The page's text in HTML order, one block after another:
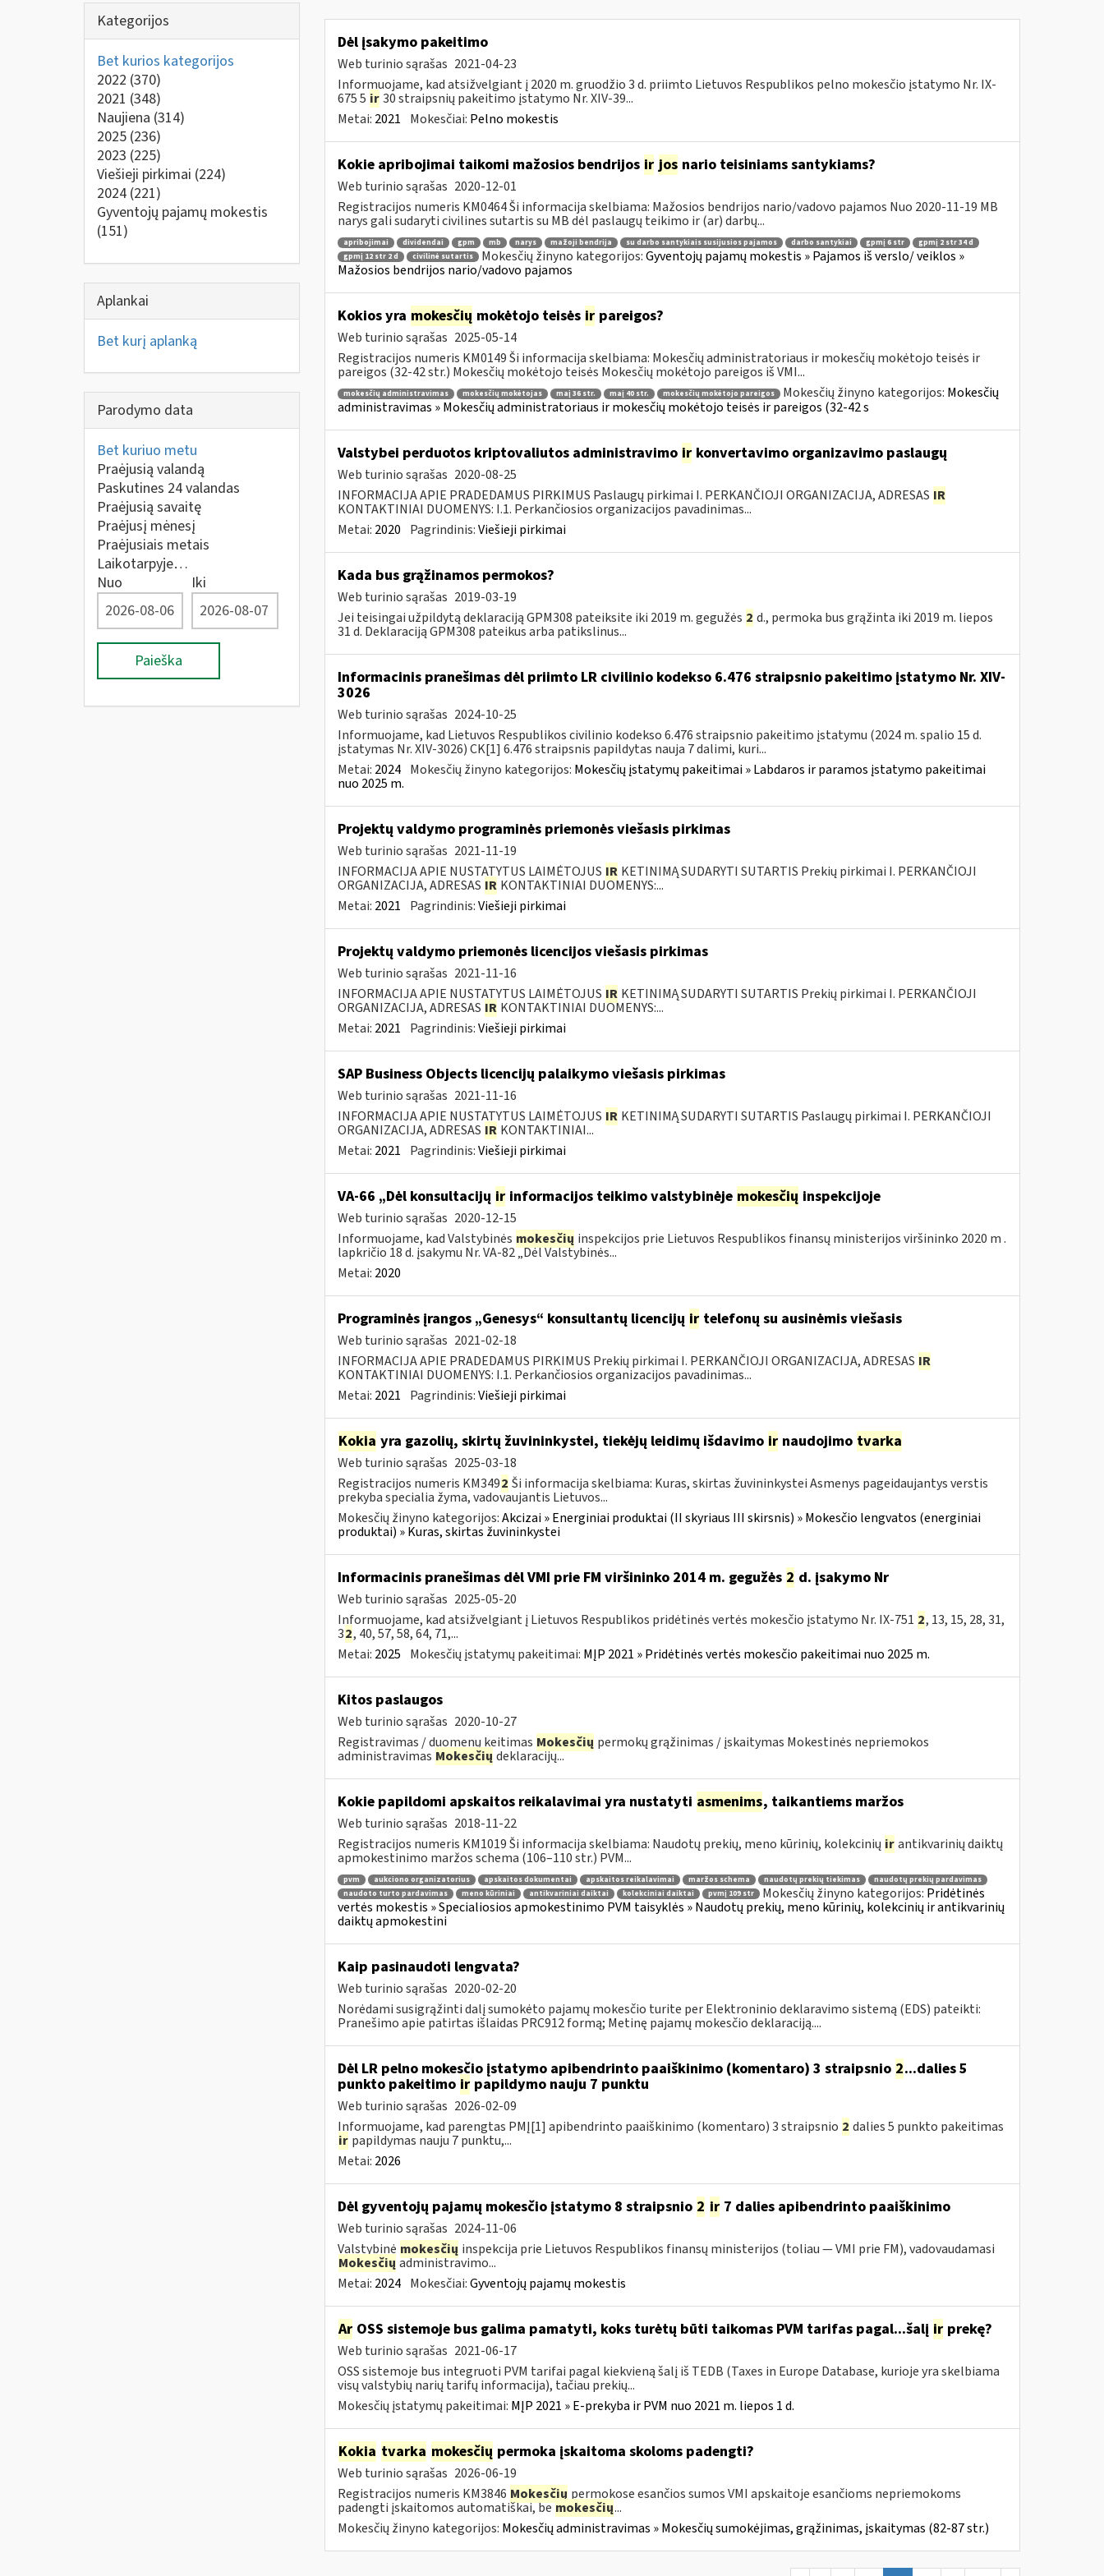
Kategorijos
Bet kurios kategorijos
2022 (370)
2021 (348)
Naujiena (314)
2025 (236)
2023 (225)
Viešieji pirkimai (224)
2024 (221)
Gyventojų pajamų mokestis
(151)
Aplankai
Bet kurį aplanką
Parodymo data
Bet kuriuo metu
Praėjusią valandą
Paskutines 24 valandas
Praėjusią savaitę
Praėjusį mėnesį
Praėjusiais metais
Laikotarpyje…
Nuo
Iki
Paieška
Dėl įsakymo pakeitimo
Web turinio sąrašas 2021-04-23
Informuojame, kad atsižvelgiant į 2020 m. gruodžio 3 d. priimto Lietuvos Respublikos pelno mokesčio įstatymo Nr. IX-
675 5 ir 30 straipsnių pakeitimo įstatymo Nr. XIV-39...
Metai: 2021 Mokesčiai: Pelno mokestis
Kokie apribojimai taikomi mažosios bendrijos ir jos nario teisiniams santykiams?
Web turinio sąrašas 2020-12-01
Registracijos numeris KM0464 Ši informacija skelbiama: Mažosios bendrijos nario/vadovo pajamos Nuo 2020-11-19 MB
narys gali sudaryti civilines sutartis su MB dėl paslaugų teikimo ir (ar) darbų...
apribojimai dividendai gpm mb narys mažoji bendrija su darbo santykiais susijusios pajamos darbo santykiai gpmį 6 str
gpmį 2 str 34 d
gpmį 12 str 2 d
civilinė sutartis Mokesčių žinyno kategorijos:Gyventojų pajamų mokestis » Pajamos iš verslo/ veiklos »
Mažosios bendrijos nario/vadovo pajamos
Kokios yra mokesčių mokėtojo teisės irpareigos?
Web turinio sąrašas 2025-05-14
Registracijos numeris KM0149 Ši informacija skelbiama: Mokesčių administratoriaus ir mokesčių mokėtojo teisės ir
pareigos (32-42 str.) Mokesčių mokėtojo teisės Mokesčių mokėtojo pareigos iš VMI...
mokesčių administravimas mokesčių mokėtojas maį 36 str. maį 40 str. mokesčių mokėtojo pareigos Mokesčių žinyno kategorijos: Mokesčių
administravimas » Mokesčių administratoriaus ir mokesčių mokėtojo teisės ir pareigos (32-42 s
Valstybei perduotos kriptovaliutos administravimo irkonvertavimo organizavimo paslaugų
Web turinio sąrašas 2020-08-25
INFORMACIJA APIE PRADEDAMUS PIRKIMUS Paslaugų pirkimai I. PERKANČIOJI ORGANIZACIJA, ADRESAS IR
KONTAKTINIAI DUOMENYS: I.1. Perkančiosios organizacijos pavadinimas...
Metai: 2020 Pagrindinis:Viešieji pirkimai
Kada bus grąžinamos permokos?
Web turinio sąrašas 2019-03-19
Jei teisingai užpildytą deklaraciją GPM308 pateiksite iki 2019 m. gegužės 2 d., permoka bus grąžinta iki 2019 m. liepos
31 d. Deklaraciją GPM308 pateikus arba patikslinus...
Informacinis pranešimas dėl priimto LR civilinio kodekso 6.476 straipsnio pakeitimo įstatymo Nr. XIV-
3026
Web turinio sąrašas 2024-10-25
Informuojame, kad Lietuvos Respublikos civilinio kodekso 6.476 straipsnio pakeitimo įstatymu (2024 m. spalio 15 d.
įstatymas Nr. XIV-3026) CK[1] 6.476 straipsnis papildytas nauja 7 dalimi, kuri...
Metai: 2024 Mokesčių žinyno kategorijos: Mokesčių įstatymų pakeitimai » Labdaros ir paramos įstatymo pakeitimai
nuo 2025 m.
Projektų valdymo programinės priemonės viešasis pirkimas
Web turinio sąrašas 2021-11-19
INFORMACIJA APIE NUSTATYTUS LAIMĖTOJUS IR KETINIMĄ SUDARYTI SUTARTIS Prekių pirkimai I. PERKANČIOJI
ORGANIZACIJA, ADRESAS IR KONTAKTINIAI DUOMENYS:...
Metai: 2021 Pagrindinis:Viešieji pirkimai
Projektų valdymo priemonės licencijos viešasis pirkimas
Web turinio sąrašas 2021-11-16
INFORMACIJA APIE NUSTATYTUS LAIMĖTOJUS IR KETINIMĄ SUDARYTI SUTARTIS Prekių pirkimai I. PERKANČIOJI
ORGANIZACIJA, ADRESAS IR KONTAKTINIAI DUOMENYS:...
Metai: 2021 Pagrindinis:Viešieji pirkimai
SAP Business Objects licencijų palaikymo viešasis pirkimas
Web turinio sąrašas 2021-11-16
INFORMACIJA APIE NUSTATYTUS LAIMĖTOJUS IR KETINIMĄ SUDARYTI SUTARTIS Paslaugų pirkimai I. PERKANČIOJI
ORGANIZACIJA, ADRESAS IR KONTAKTINIAI...
Metai: 2021 Pagrindinis:Viešieji pirkimai
VA-66 „Dėl konsultacijų irinformacijos teikimo valstybinėje mokesčių inspekcijoje
Web turinio sąrašas 2020-12-15
Informuojame, kad Valstybinės mokesčių inspekcijos prie Lietuvos Respublikos finansų ministerijos viršininko 2020 m .
lapkričio 18 d. įsakymu Nr. VA-82 „Dėl Valstybinės...
Metai: 2020
Programinės įrangos „Genesys“ konsultantų licencijų irtelefonų su ausinėmis viešasis
Web turinio sąrašas 2021-02-18
INFORMACIJA APIE PRADEDAMUS PIRKIMUS Prekių pirkimai I. PERKANČIOJI ORGANIZACIJA, ADRESAS IR
KONTAKTINIAI DUOMENYS: I.1. Perkančiosios organizacijos pavadinimas...
Metai: 2021 Pagrindinis:Viešieji pirkimai
Kokia yra gazolių, skirtų žuvininkystei, tiekėjų leidimų išdavimo irnaudojimo tvarka
Web turinio sąrašas 2025-03-18
Registracijos numeris KM3492 Ši informacija skelbiama: Kuras, skirtas žuvininkystei Asmenys pageidaujantys verstis
prekyba specialia žyma, vadovaujantis Lietuvos...
Mokesčių žinyno kategorijos:Akcizai » Energiniai produktai (II skyriaus III skirsnis) » Mokesčio lengvatos (energiniai
produktai) » Kuras, skirtas žuvininkystei
Informacinis pranešimas dėl VMI prie FM viršininko 2014 m. gegužės 2 d. įsakymo Nr
Web turinio sąrašas 2025-05-20
Informuojame, kad atsižvelgiant į Lietuvos Respublikos pridėtinės vertės mokesčio įstatymo Nr. IX-751 2, 13, 15, 28, 31,
32, 40, 57, 58, 64, 71,...
Metai: 2025 Mokesčių įstatymų pakeitimai: MĮP 2021 » Pridėtinės vertės mokesčio pakeitimai nuo 2025 m.
Kitos paslaugos
Web turinio sąrašas 2020-10-27
Registravimas / duomenų keitimas Mokesčių permokų grąžinimas / įskaitymas Mokestinės nepriemokos
administravimas Mokesčių deklaracijų...
Kokie papildomi apskaitos reikalavimai yra nustatyti asmenims, taikantiems maržos
Web turinio sąrašas 2018-11-22
Registracijos numeris KM1019 Ši informacija skelbiama: Naudotų prekių, meno kūrinių, kolekcinių ir antikvarinių daiktų
apmokestinimo maržos schema (106–110 str.) PVM...
pvm aukciono organizatorius apskaitos dokumentai apskaitos reikalavimai maržos schema naudotų prekių tiekimas
naudotų prekių pardavimas
naudoto turto pardavimas
meno kūriniai antikvariniai daiktai kolekciniai daiktai pvmį 109 str Mokesčių žinyno kategorijos: Pridėtinės
vertės mokestis » Specialiosios apmokestinimo PVM taisyklės » Naudotų prekių, meno kūrinių, kolekcinių ir antikvarinių
daiktų apmokestini
Kaip pasinaudoti lengvata?
Web turinio sąrašas 2020-02-20
Norėdami susigrąžinti dalį sumokėto pajamų mokesčio turite per Elektroninio deklaravimo sistemą (EDS) pateikti:
Pranešimo apie patirtas išlaidas PRC912 formą; Metinę pajamų mokesčio deklaraciją....
Dėl LR pelno mokesčio įstatymo apibendrinto paaiškinimo (komentaro) 3 straipsnio 2...dalies 5
punkto pakeitimo irpapildymo nauju 7 punktu
Web turinio sąrašas 2026-02-09
Informuojame, kad parengtas PMĮ[1] apibendrinto paaiškinimo (komentaro) 3 straipsnio 2 dalies 5 punkto pakeitimas
ir papildymas nauju 7 punktu,...
Metai: 2026
Dėl gyventojų pajamų mokesčio įstatymo 8 straipsnio 2 ir7 dalies apibendrinto paaiškinimo
Web turinio sąrašas 2024-11-06
Valstybinė mokesčių inspekcija prie Lietuvos Respublikos finansų ministerijos (toliau — VMI prie FM), vadovaudamasi
Mokesčių administravimo...
Metai: 2024 Mokesčiai:Gyventojų pajamų mokestis
ArOSS sistemoje bus galima pamatyti, koks turėtų būti taikomas PVM tarifas pagal...šalį irprekę?
Web turinio sąrašas 2021-06-17
OSS sistemoje bus integruoti PVM tarifai pagal kiekvieną šalį iš TEDB (Taxes in Europe Database, kurioje yra skelbiama
visų valstybių narių tarifų informacija), tačiau prekių...
Mokesčių įstatymų pakeitimai: MĮP 2021 » E-prekyba ir PVM nuo 2021 m. liepos 1 d.
Kokia tvarka mokesčių permoka įskaitoma skoloms padengti?
Web turinio sąrašas 2026-06-19
Registracijos numeris KM3846 Mokesčių permokose esančios sumos VMI apskaitoje esančioms nepriemokoms
padengti įskaitomos automatiškai, bemokesčių...
Mokesčių žinyno kategorijos: Mokesčių administravimas » Mokesčių sumokėjimas, grąžinimas, įskaitymas (82-87 str.)